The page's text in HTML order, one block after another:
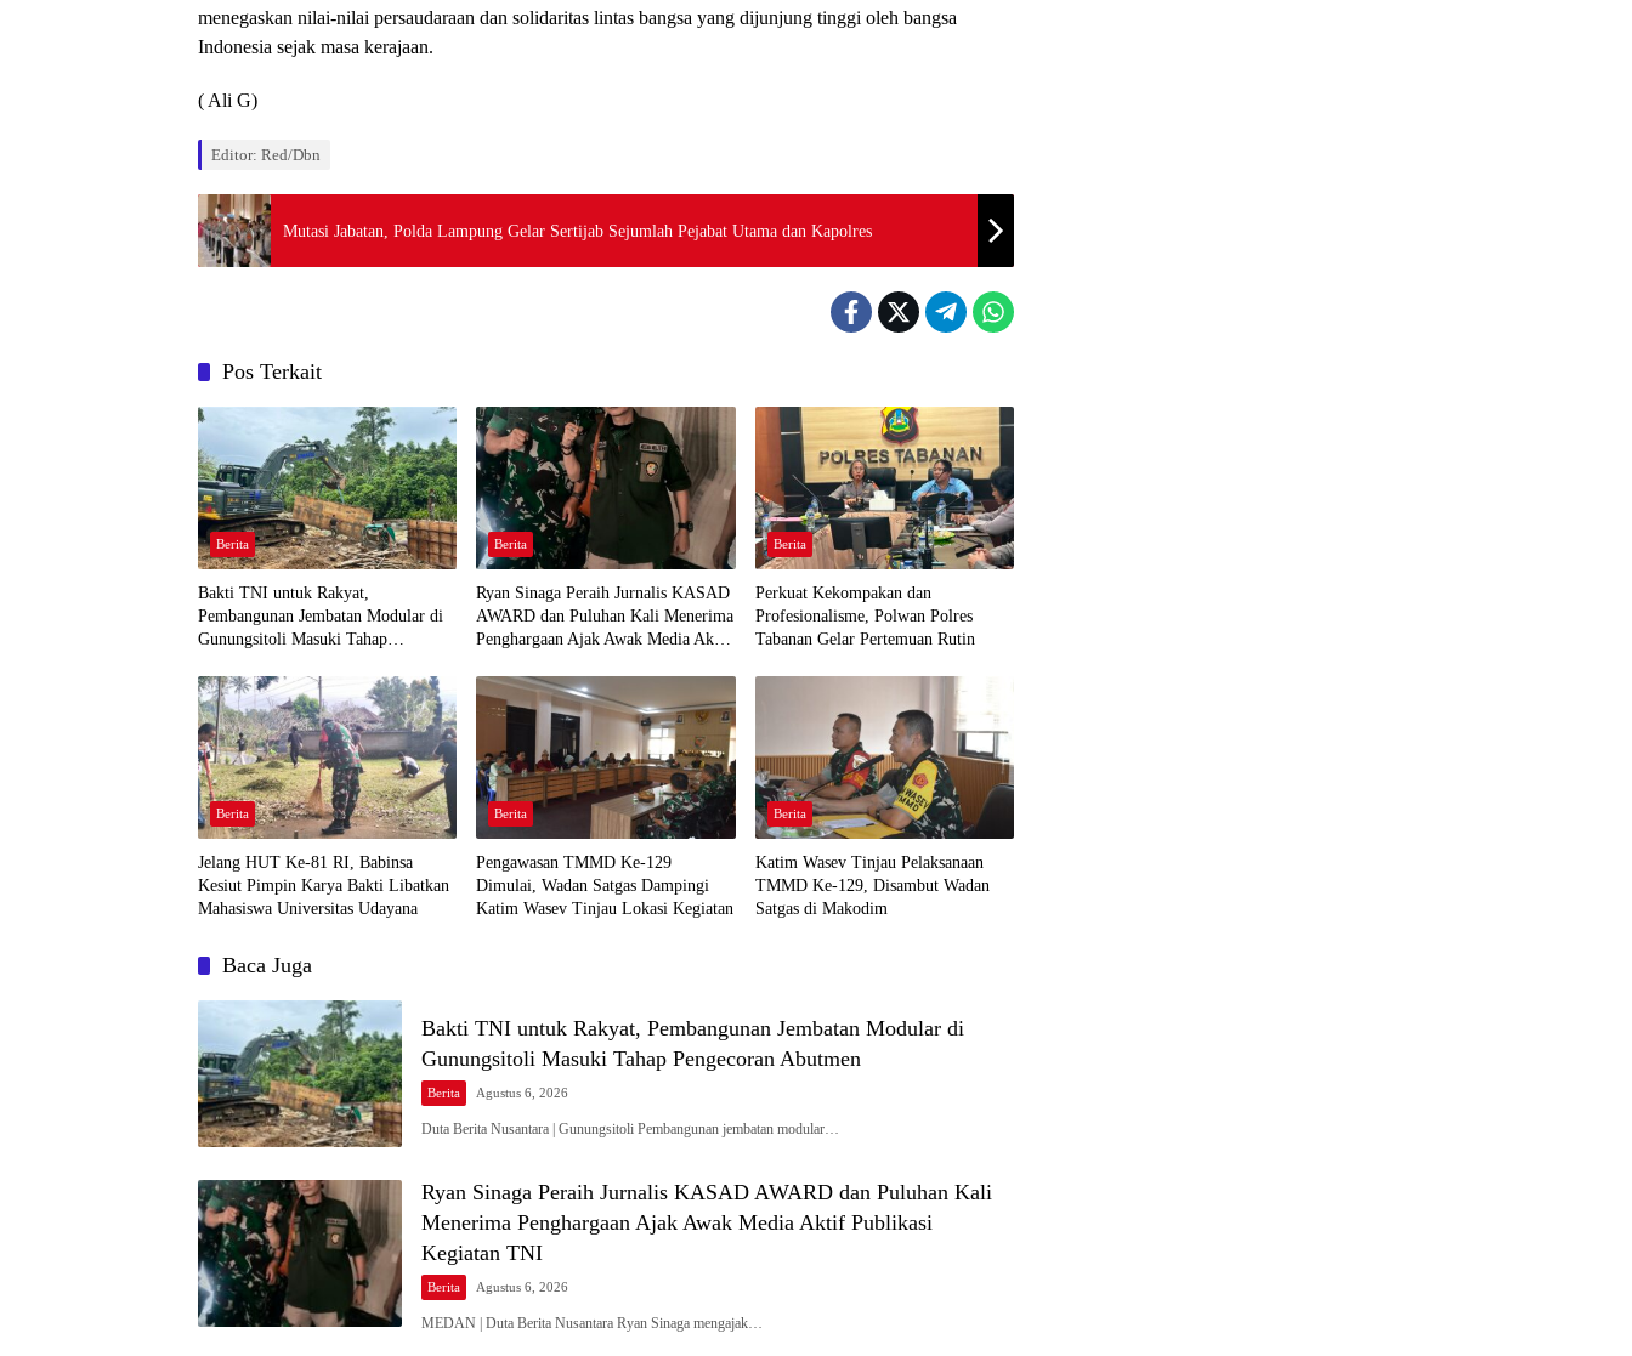
menegaskan nilai-nilai persaudaraan dan solidaritas lintas bangsa yang dijunjung tinggi oleh bangsa
Indonesia sejak masa kerajaan.
( Ali G)
Editor: Red/Dbn
Mutasi Jabatan, Polda Lampung Gelar Sertijab Sejumlah Pejabat Utama dan Kapolres
Pos Terkait
Berita
Bakti TNI untuk Rakyat,
Pembangunan Jembatan Modular di
Gunungsitoli Masuki Tahap
Berita
Ryan Sinaga Peraih Jurnalis KASAD
AWARD dan Puluhan Kali Menerima
Penghargaan Ajak Awak Media Aktif
Berita
Perkuat Kekompakan dan
Profesionalisme, Polwan Polres
Tabanan Gelar Pertemuan Rutin
Berita
Jelang HUT Ke-81 RI, Babinsa
Kesiut Pimpin Karya Bakti Libatkan
Mahasiswa Universitas Udayana
Berita
Pengawasan TMMD Ke-129
Dimulai, Wadan Satgas Dampingi
Katim Wasev Tinjau Lokasi Kegiatan
Berita
Katim Wasev Tinjau Pelaksanaan
TMMD Ke-129, Disambut Wadan
Satgas di Makodim
Baca Juga
Bakti TNI untuk Rakyat, Pembangunan Jembatan Modular di
Gunungsitoli Masuki Tahap Pengecoran Abutmen
Berita Agustus 6, 2026
Duta Berita Nusantara | Gunungsitoli Pembangunan jembatan modular…
Ryan Sinaga Peraih Jurnalis KASAD AWARD dan Puluhan Kali
Menerima Penghargaan Ajak Awak Media Aktif Publikasi
Kegiatan TNI
Berita Agustus 6, 2026
MEDAN | Duta Berita Nusantara Ryan Sinaga mengajak…